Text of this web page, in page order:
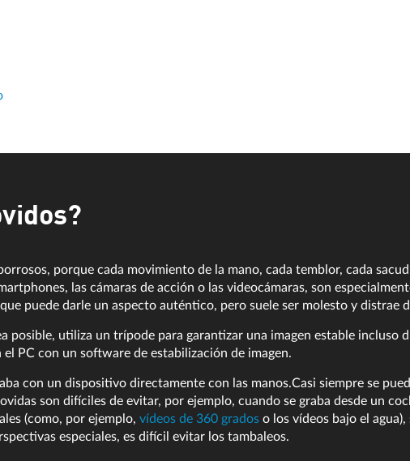
porque cada movimiento de la mano, cada temblor, cada
las cámaras de acción o las videocámaras, son
puede darle un aspecto auténtico, pero suele ser molesto y distrae
posible, utiliza un trípode para garantizar una imagen estable incluso
el PC con un software de estabilización de imagen.
con un dispositivo directamente con las manos.Casi siempre se
son difíciles de evitar, por ejemplo, cuando se graba desde un
(como, por ejemplo, vídeos de 360 grados o los vídeos bajo el
especiales, es difícil evitar los tambaleos.